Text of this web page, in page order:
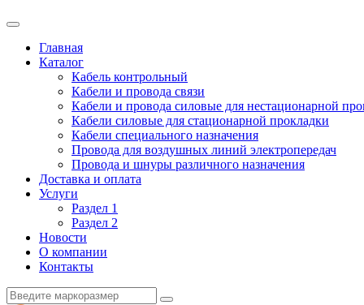
Главная
Каталог
Кабель контрольный
Кабели и провода связи
Кабели и провода силовые для нестационарной
Кабели силовые для стационарной прокладки
Кабели специального назначения
Провода для воздушных линий электропередач
Провода и шнуры различного назначения
Доставка и оплата
Услуги
Раздел 1
Раздел 2
Новости
О компании
Контакты